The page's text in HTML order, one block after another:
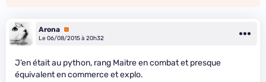
Arona Premium
Le 06/08/2015 à 20h32
J’en était au python, rang Maitre en combat et presque
équivalent en commerce et explo.